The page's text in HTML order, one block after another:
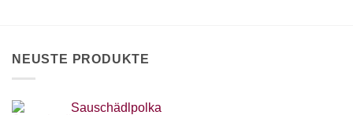
gewählt
werden
NEUSTE PRODUKTE
Sauschädlpolka